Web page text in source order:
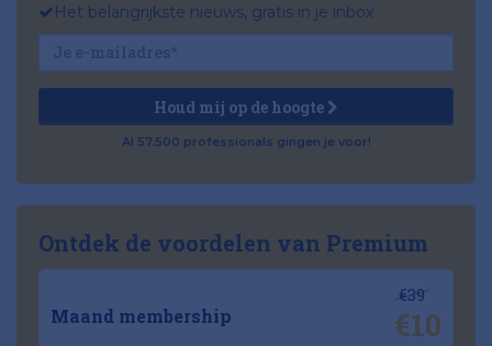
Het belangrijkste nieuws, gratis in je inbox
Houd mij op de hoogte
Al 57.500 professionals gingen je voor!
Ontdek de voordelen van Premium
Maand membership
€39
€10